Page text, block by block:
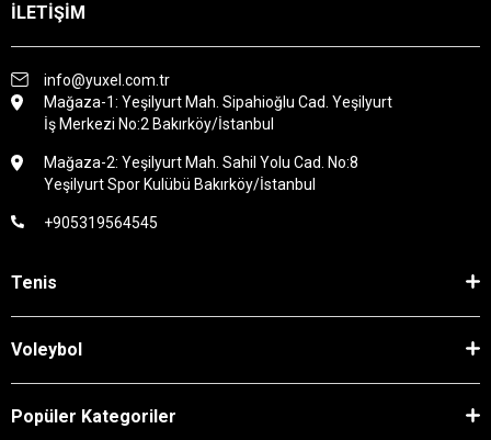
İLETİŞİM
info@yuxel.com.tr
Mağaza-1: Yeşilyurt Mah. Sipahioğlu Cad. Yeşilyurt
İş Merkezi No:2 Bakırköy/İstanbul
Mağaza-2: Yeşilyurt Mah. Sahil Yolu Cad. No:8
Yeşilyurt Spor Kulübü Bakırköy/İstanbul
+905319564545
Tenis
Voleybol
Popüler Kategoriler